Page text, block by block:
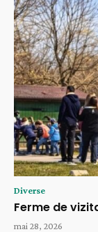
Diverse
Ferme de
mai 28, 2026